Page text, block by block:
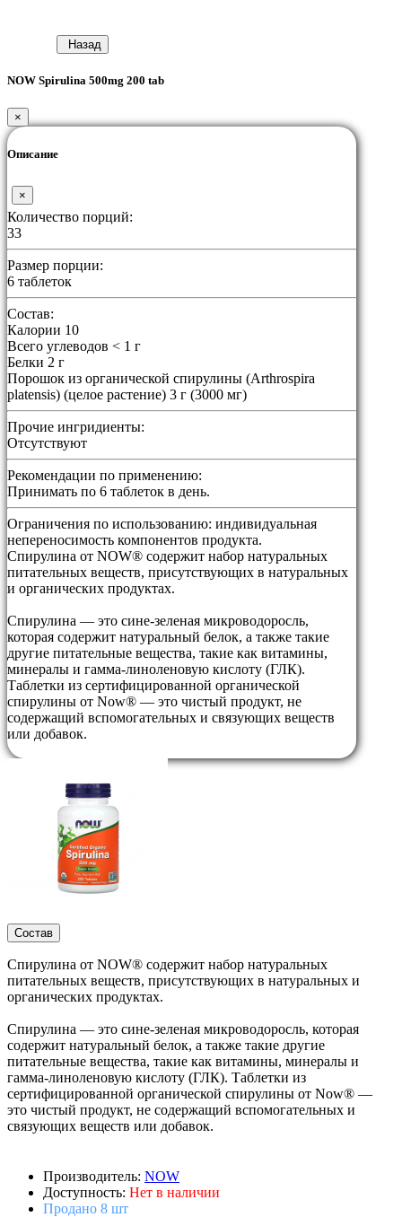
Назад
NOW Spirulina 500mg 200 tab
×
Описание
×
Количество порций:
33
Размер порции:
6 таблеток
Состав:
Калории 10
Всего углеводов < 1 г
Белки 2 г
Порошок из органической спирулины (Arthrospira
platensis) (целое растение) 3 г (3000 мг)
Прочие ингридиенты:
Отсутствуют
Рекомендации по применению:
Принимать по 6 таблеток в день.
Ограничения по использованию: индивидуальная
непереносимость компонентов продукта.
Спирулина от NOW® содержит набор натуральных
питательных веществ, присутствующих в натуральных
и органических продуктах.
Спирулина — это сине-зеленая микроводоросль,
которая содержит натуральный белок, а также такие
другие питательные вещества, такие как витамины,
минералы и гамма-линоленовую кислоту (ГЛК).
Таблетки из сертифицированной органической
спирулины от Now® — это чистый продукт, не
содержащий вспомогательных и связующих веществ
или добавок.
Состав
Спирулина от NOW® содержит набор натуральных
питательных веществ, присутствующих в натуральных и
органических продуктах.
Спирулина — это сине-зеленая микроводоросль, которая
содержит натуральный белок, а также такие другие
питательные вещества, такие как витамины, минералы и
гамма-линоленовую кислоту (ГЛК). Таблетки из
сертифицированной органической спирулины от Now® —
это чистый продукт, не содержащий вспомогательных и
связующих веществ или добавок.
Производитель: NOW
Доступность: Нет в наличии
Продано 8 шт